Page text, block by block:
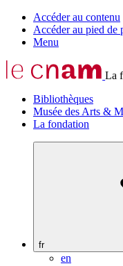
Accéder au contenu
Accéder au pied de
Menu
La
Bibliothèques
Musée des Arts &
La fondation
fr
en